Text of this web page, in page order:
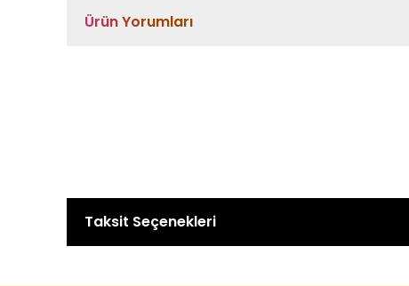
Ürün Yorumları
Taksit Seçenekleri